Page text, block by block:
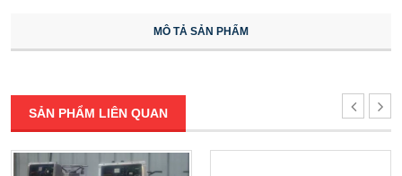
MÔ TẢ SẢN PHẨM
SẢN PHẨM LIÊN QUAN